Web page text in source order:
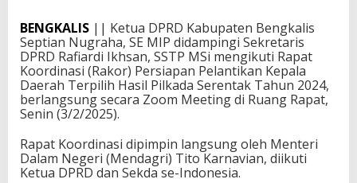
BENGKALIS || Ketua DPRD Kabupaten Bengkalis
Septian Nugraha, SE MIP didampingi Sekretaris
DPRD Rafiardi Ikhsan, SSTP MSi mengikuti Rapat
Koordinasi (Rakor) Persiapan Pelantikan Kepala
Daerah Terpilih Hasil Pilkada Serentak Tahun 2024,
berlangsung secara Zoom Meeting di Ruang Rapat,
Senin (3/2/2025).
Rapat Koordinasi dipimpin langsung oleh Menteri
Dalam Negeri (Mendagri) Tito Karnavian, diikuti
Ketua DPRD dan Sekda se-Indonesia.